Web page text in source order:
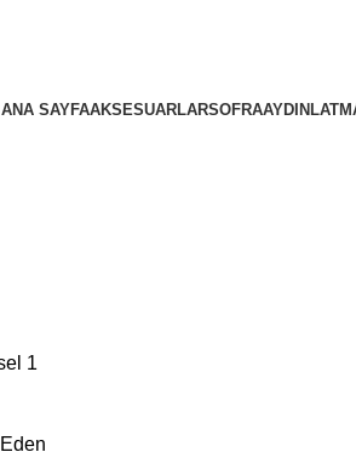
ANA SAYFAAKSESUARLARSOFRA